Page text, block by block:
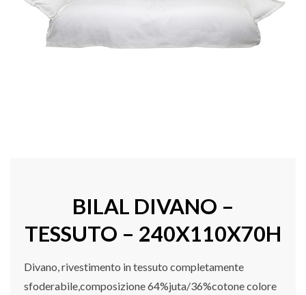
BILAL DIVANO –
TESSUTO – 240X110X70H
Divano, rivestimento in tessuto completamente
sfoderabile,composizione 64%juta/36%cotone colore